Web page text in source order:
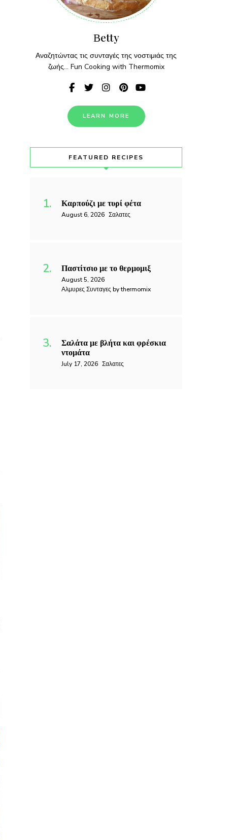
Βetty
Αναζητώντας τις συνταγές της νοστιμιάς της
ζωής... Fun Cooking with Thermomix
LEARN MORE
FEATURED RECIPES
Καρπούζι με τυρί φέτα
August 6, 2026 Σαλατες
Παστίτσιο με το θερμομιξ
August 5, 2026
Αλμυρες Συνταγες by thermomix
Σαλάτα με βλήτα και φρέσκια
ντομάτα
July 17, 2026 Σαλατες